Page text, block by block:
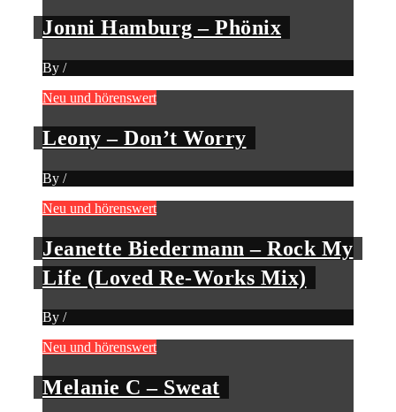
Jonni Hamburg – Phönix
By /
Neu und hörenswert
Leony – Don’t Worry
By /
Neu und hörenswert
Jeanette Biedermann – Rock My
Life (Loved Re-Works Mix)
By /
Neu und hörenswert
Melanie C – Sweat